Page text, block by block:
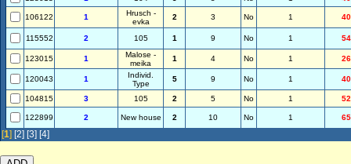
106122 1
Hrusch -
evka
2 3 No 1
115552 2 105 1 9 No 1
123015 1
Malose -
meika
1 4 No 1
120043 1
Individ.
Type
5 9 No 1
104815 3 105 2 5 No 1
122899 2 New house 2 10 No 1
[1] [2] [3] [4]